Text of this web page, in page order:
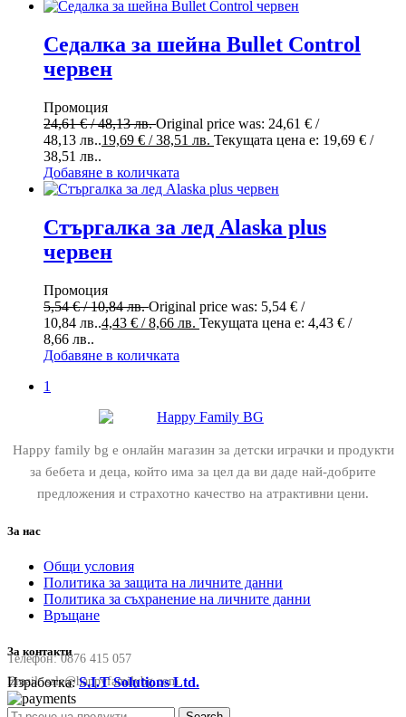
Седалка за шейна Bullet Control
червен
Промоция
24,61€/ 48,13 лв.Original price was: 24,61 € /
48,13 лв..19,69 € / 38,51 лв. Текущата цена е: 19,69 € /
38,51 лв..
Добавяне в количката
Стъргалка за лед Alaska plus
червен
Промоция
5,54€/ 10,84 лв.Original price was: 5,54 € /
10,84 лв..4,43 € / 8,66 лв. Текущата цена е: 4,43 € /
8,66 лв..
Добавяне в количката
1
Happy family bg е онлайн магазин за детски играчки и продукти
за бебета и деца, който има за цел да ви даде най-добрите
предложения и страхотно качество на атрактивни цени.
За нас
Общи условия
Политика за защита на личните данни
Политика за съхранение на личните данни
Връщане
За контакти
Телефон:0876 415 057
Email:sale@happyfamilybg.com
Изработка:S.I.T Solutions Ltd.